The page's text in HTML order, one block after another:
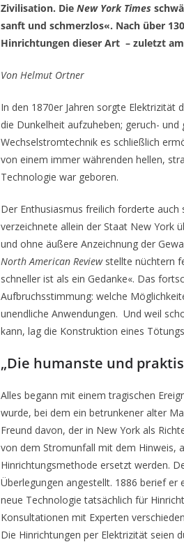
Zivilisation. Die New York Times
sanft und schmerzlos«. Nach über
Hinrichtungen dieser Art – zuletzt
Von Helmut Ortner
In den 1870er Jahren sorgte Elektrizität
die Dunkelheit aufzuheben; geruch-
Wechselstromtechnik es schließlich
von einem immer währenden hellen,
Technologie war geboren.
Der Enthusiasmus freilich forderte auch
verzeichnete allein der Staat New York
und ohne äußere Anzeichnung der
North American Reviewstellte nüchtern
schneller ist als ein Gedanke«. Das
Aufbruchsstimmung: welche
unendliche Anwendungen. Und weil
kann, lag die Konstruktion eines
„Die humanste und
Alles begann mit einem tragischen
wurde, bei dem ein betrunkener alter
Freund davon, der in New York als
von dem Stromunfall mit dem Hinweis,
Hinrichtungsmethode ersetzt werden.
Überlegungen angestellt. 1886 berief
neue Technologie tatsächlich für
Konsultationen mit Experten
Die Hinrichtungen per Elektrizität seien